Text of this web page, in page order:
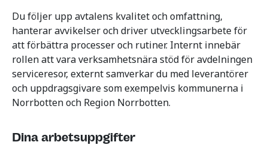
Du följer upp avtalens kvalitet och omfattning,
hanterar avvikelser och driver utvecklingsarbete för
att förbättra processer och rutiner. Internt innebär
rollen att vara verksamhetsnära stöd för avdelningen
serviceresor, externt samverkar du med leverantörer
och uppdragsgivare som exempelvis kommunerna i
Norrbotten och Region Norrbotten.
Dina arbetsuppgifter